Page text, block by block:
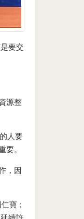
要交
源整
人要
要。
，因
寶；